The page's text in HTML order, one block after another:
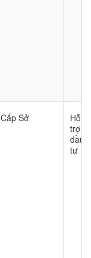
Cấp Sở
Hỗ
trợ
đầu
tư